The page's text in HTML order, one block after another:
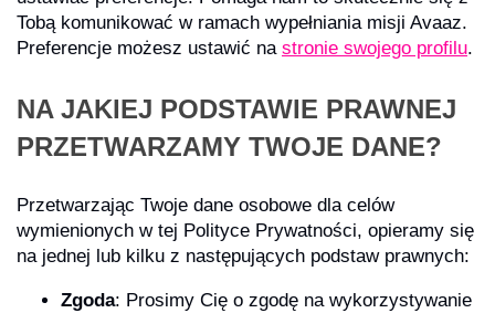
Tobą komunikować w ramach wypełniania misji Avaaz.
Preferencje możesz ustawić na stronie swojego profilu.
NA JAKIEJ PODSTAWIE PRAWNEJ
PRZETWARZAMY TWOJE DANE?
Przetwarzając Twoje dane osobowe dla celów
wymienionych w tej Polityce Prywatności, opieramy się
na jednej lub kilku z następujących podstaw prawnych:
Zgoda: Prosimy Cię o zgodę na wykorzystywanie